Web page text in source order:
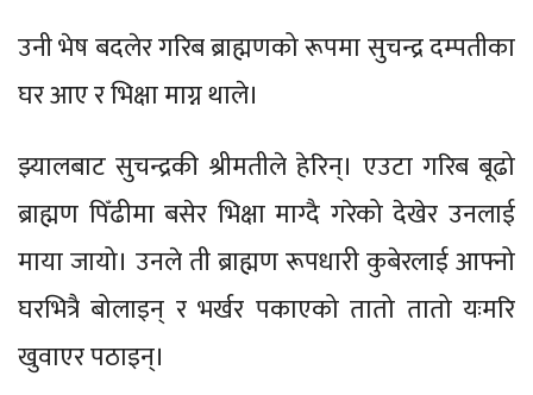
उनी भेष बदलेर गरिब ब्राह्मणको रूपमा सुचन्द्र दम्पतीका
घर आए र भिक्षा माग्न थाले।
झ्यालबाट सुचन्द्रकी श्रीमतीले हेरिन्। एउटा गरिब बूढो
ब्राह्मण पिँढीमा बसेर भिक्षा माग्दै गरेको देखेर उनलाई
माया जायो। उनले ती ब्राह्मण रूपधारी कुबेरलाई आफ्नो
घरभित्रै बोलाइन् र भर्खर पकाएको तातो तातो यःमरि
खुवाएर पठाइन्।